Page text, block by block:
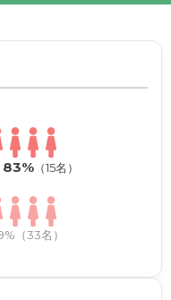
83%（15名）
（33名）